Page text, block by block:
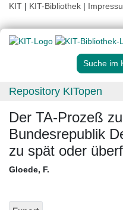
KIT | KIT-Bibliothek |
Suche im
Repository KITopen
Der TA-Prozeß
Bundesrepublik
zu spät oder
Gloede, F.